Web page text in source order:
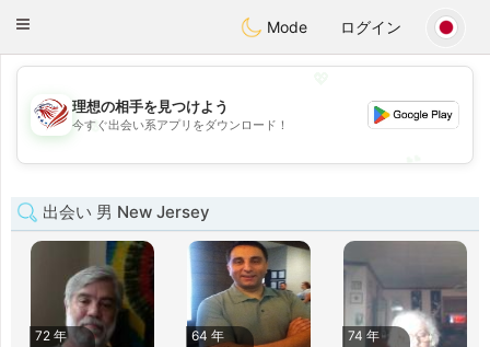
StatesDating
Toggle
Mode ログイン
💖
💕
理想の相手を見つけよう
今すぐ出会い系アプリをダウンロード！
出会い 男 New Jersey
72 年
64 年
74 年